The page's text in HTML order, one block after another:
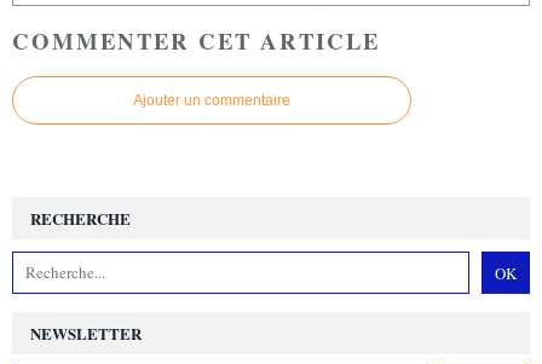
COMMENTER CET ARTICLE
Ajouter un commentaire
NEWSLETTER
RECHERCHE